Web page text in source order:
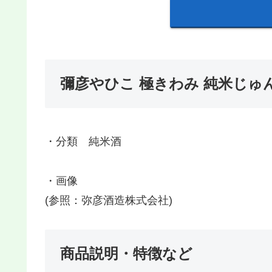
彌彦やひこ 極きわみ 純米じゅ
・分類 純米酒
・画像
(参照：弥彦酒造株式会社)
商品説明・特徴など